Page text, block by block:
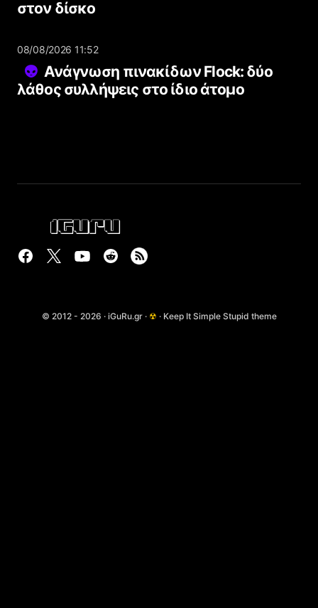
στον δίσκο
08/08/2026 11:52
Ανάγνωση πινακίδων Flock: δύο
λάθος συλλήψεις στο ίδιο άτομο
© 2012 - 2026 · iGuRu.gr · ☢ · Keep It Simple Stupid theme